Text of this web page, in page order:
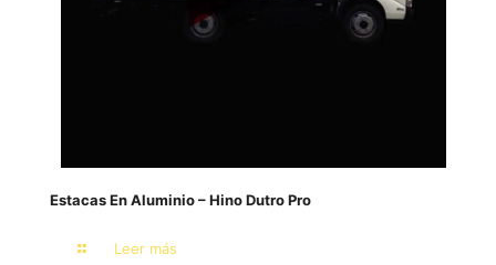
Estacas En Aluminio – Hino Dutro Pro
Leer más